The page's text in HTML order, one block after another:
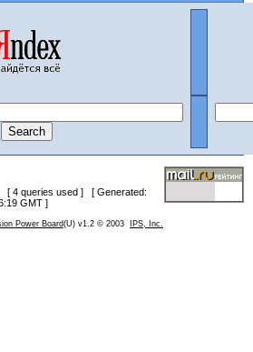
[ 4 queries used ] [ Generated:
GMT ]
Power Board(U) v1.2 © 2003 IPS, Inc.